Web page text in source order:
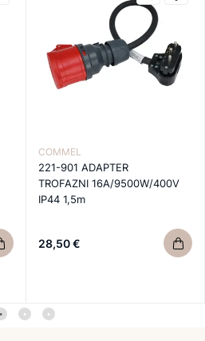
COMMEL
221-901 ADAPTER
TROFAZNI 16A/9500W/400V
IP44 1,5m
28,50 €